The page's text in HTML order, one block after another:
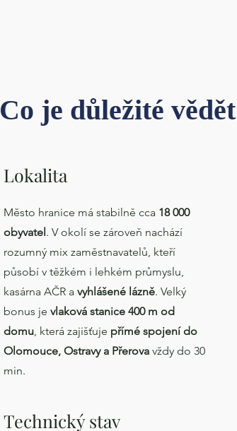
Co je důležité vědět
Lokalita
Město hranice má stabilně cca 18 000
obyvatel. V okolí se zároveň nachází
rozumný mix zaměstnavatelů, kteří
působí v těžkém i lehkém průmyslu,
kasárna AČR a vyhlášené lázně. Velký
bonus je vlaková stanice 400 m od
domu, která zajišťuje přímé spojení do
Olomouce, Ostravy a Přerova vždy do 30
min.
Technický stav